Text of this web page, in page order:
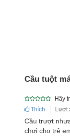
Cầu tuột
Hãy
Thích
Lượt
Cầu trượt
chơi cho trẻ